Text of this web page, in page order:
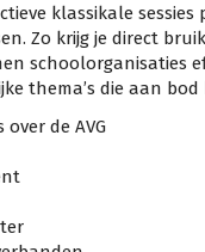
klassikale
Zo krijg je direct
schoolorganisaties
thema’s die aan bod
de AVG